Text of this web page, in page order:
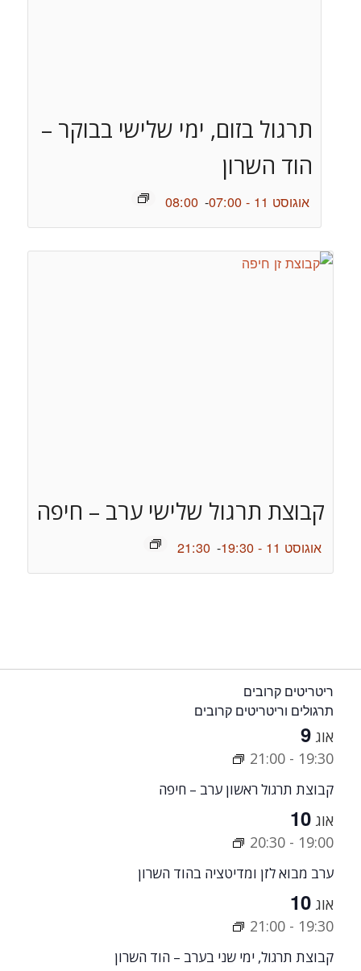
תרגול בזום, ימי שלישי בבוקר –
הוד השרון
אוגוסט 11 - 07:00 -
08:00
קבוצת תרגול שלישי ערב – חיפה
אוגוסט 11 - 19:30 -
21:30
ריטריטים קרובים
תרגולים וריטריטים קרובים
אוג 9
19:30
-
21:00
קבוצת תרגול ראשון ערב – חיפה
אוג 10
19:00
-
20:30
ערב מבוא לזן ומדיטציה בהוד השרון
אוג 10
19:30
-
21:00
קבוצת תרגול, ימי שני בערב – הוד השרון